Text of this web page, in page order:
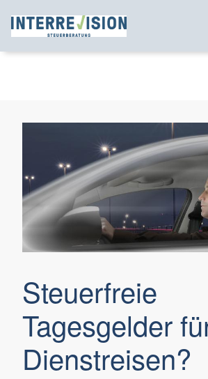
Steuerfreie
Tagesgelder
Dienstreisen?